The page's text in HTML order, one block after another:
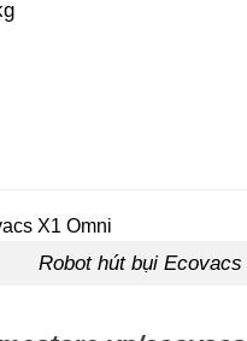
Robot hút bụi Ecovacs